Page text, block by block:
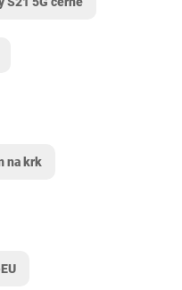
na krk